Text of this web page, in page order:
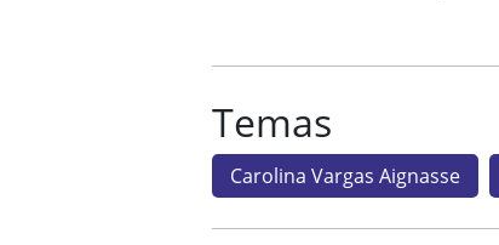
Temas
Carolina Vargas Aignasse